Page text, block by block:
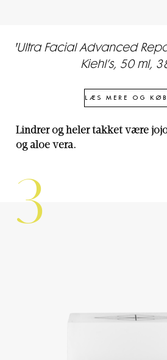
'Ultra Facial Advanced
Kiehl’s, 50 ml,
LÆS MERE OG KØB
Lindrer og heler takket være
og aloe vera.
3